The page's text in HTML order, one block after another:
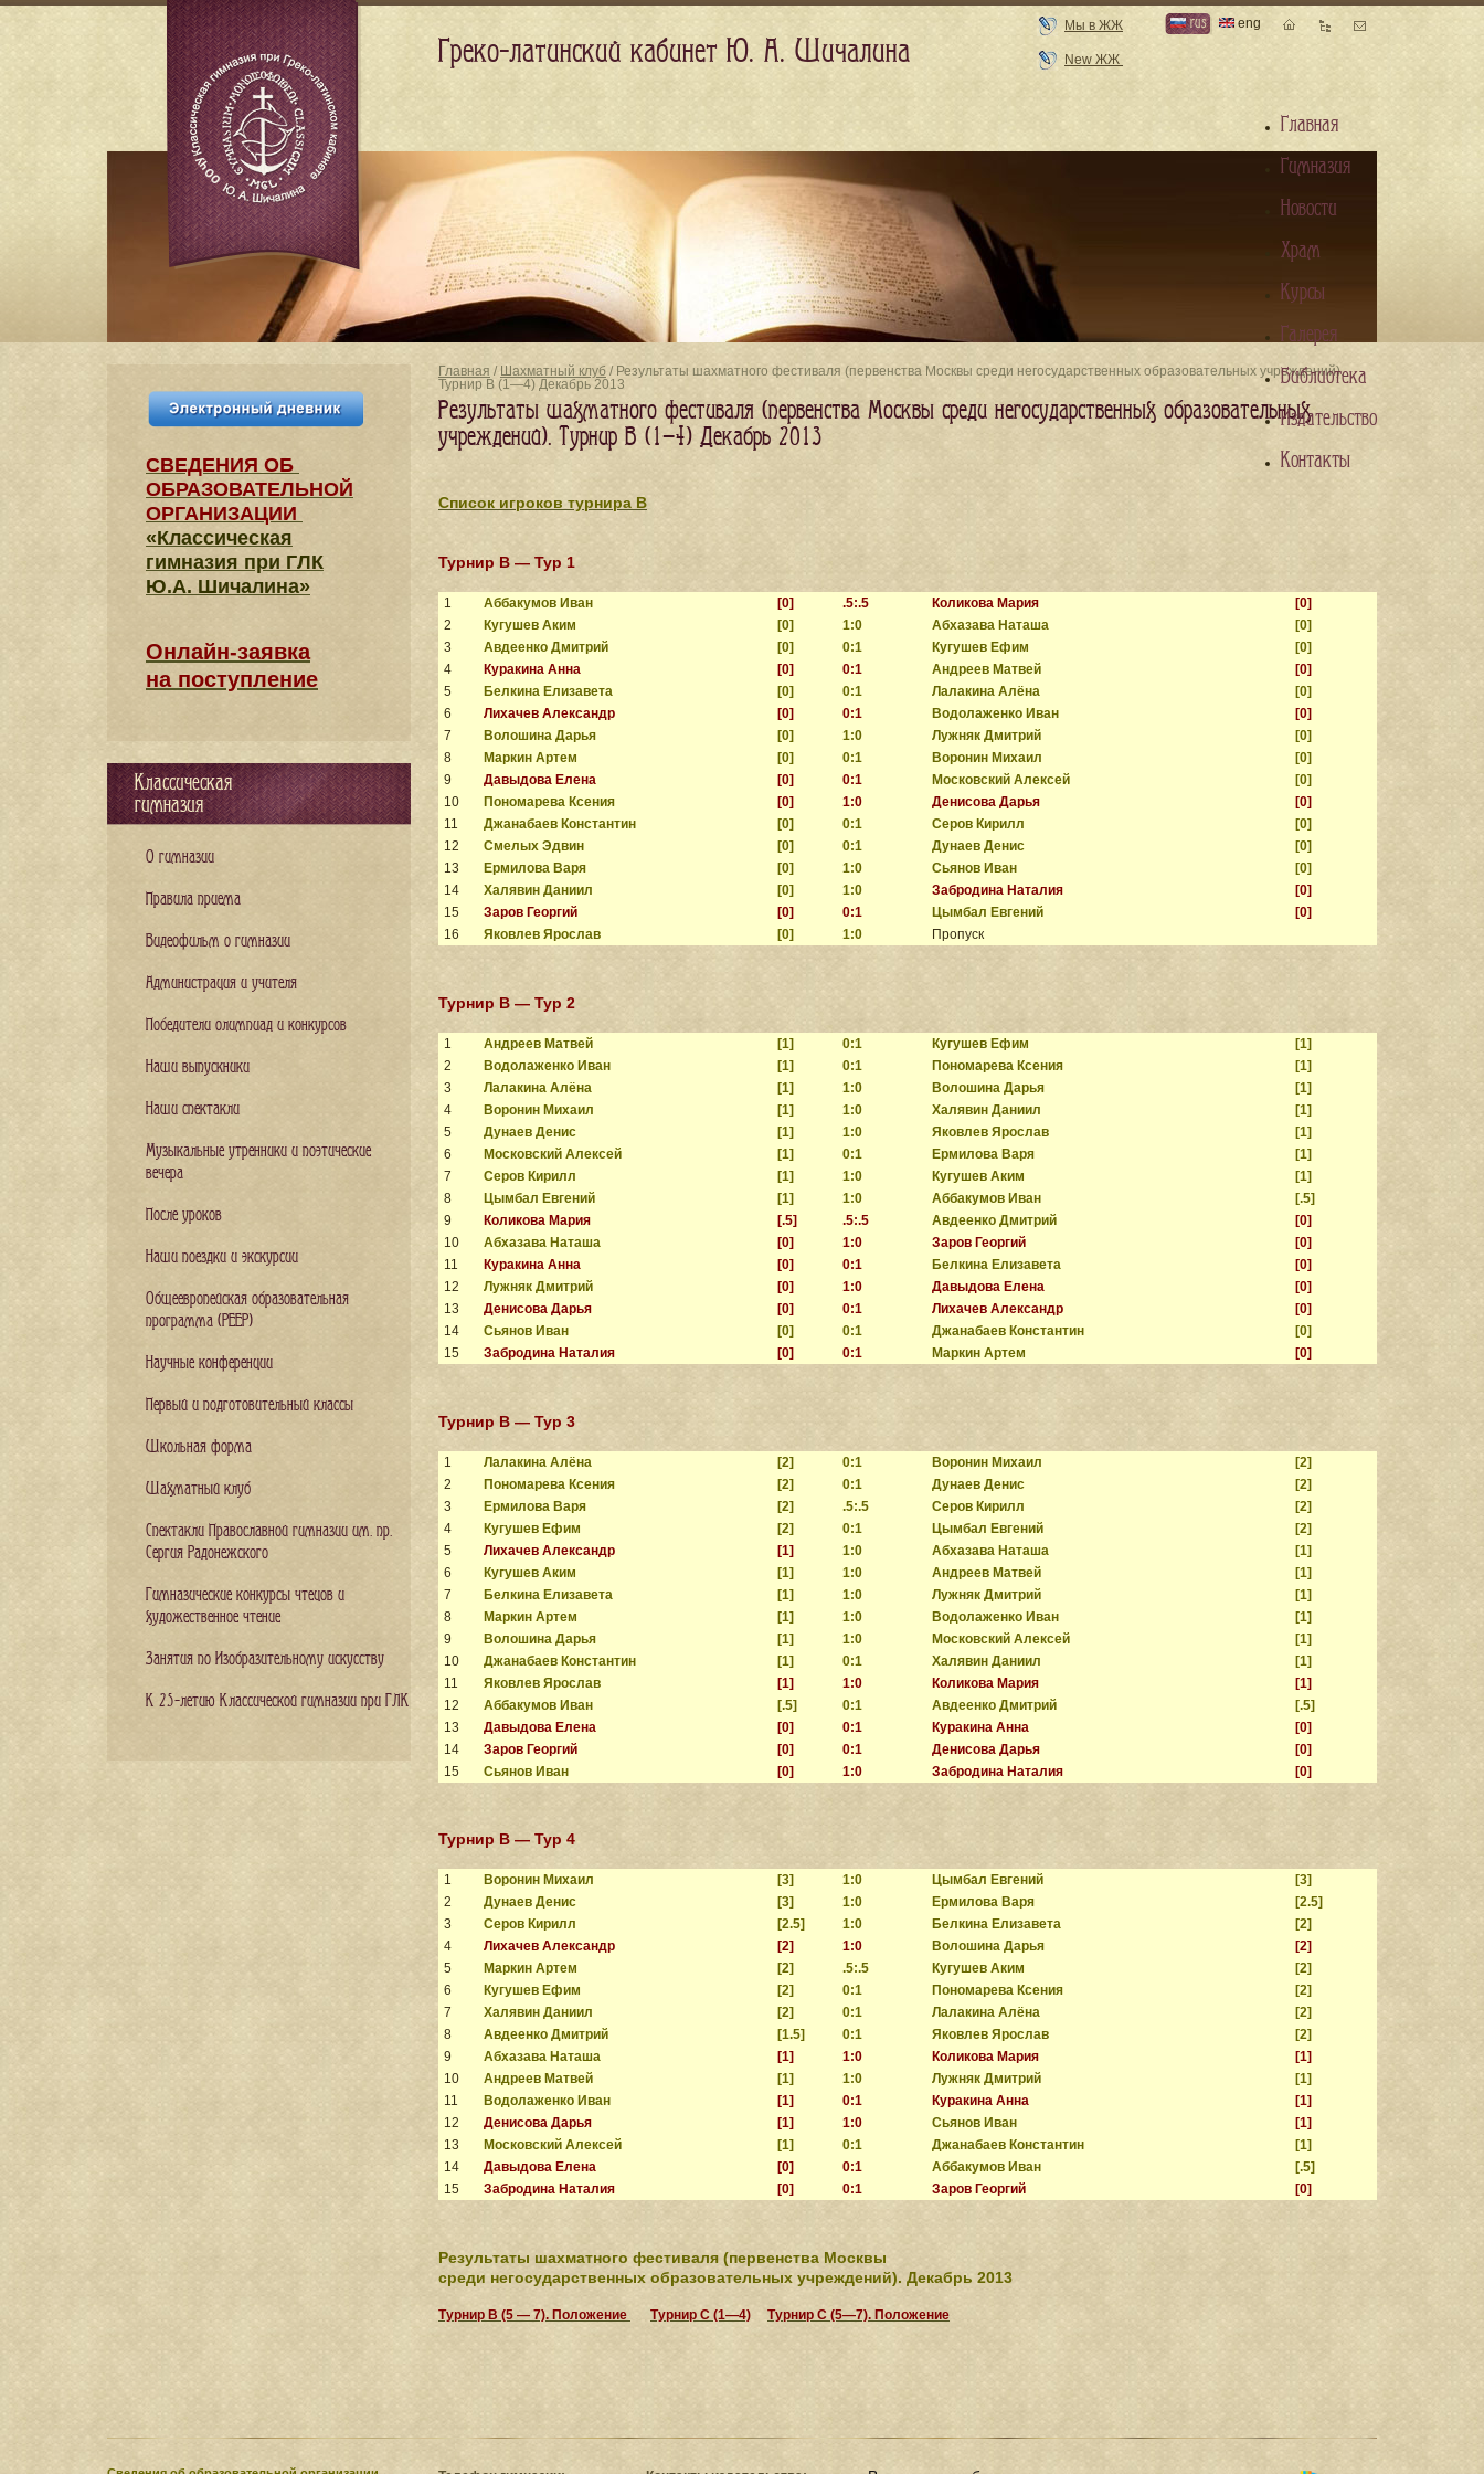
Главная / Шахматный клуб / Результаты шахматного фестиваля (первенства Москвы среди негосударственных образовательных учреждений).
Турнир B (1—4) Декабрь 2013
Результаты шахматного фестиваля (первенства Москвы среди негосударственных образовательных
учреждений). Турнир B (1—4) Декабрь 2013
Список игроков турнира В
Турнир B — Тур 1
1 Аббакумов Иван [0] .5:.5 Коликова Мария
[0]
2
Кугушев Аким [0] 1:0 Абхазава Наташа
[0]
3
Авдеенко Дмитрий [0] 0:1 Кугушев Ефим
[0]
4
Куракина Анна [0] 0:1 Андреев Матвей
[0]
5
Белкина Елизавета [0] 0:1 Лалакина Алёна
[0]
6
Лихачев Александр [0] 0:1 Водолаженко Иван
[0]
7
Волошина Дарья [0] 1:0 Лужняк Дмитрий
[0]
8
Маркин Артем [0] 0:1 Воронин Михаил
[0]
9
Давыдова Елена [0] 0:1 Московский Алексей
[0]
10
Пономарева Ксения [0] 1:0 Денисова Дарья
[0]
11
Джанабаев Константин [0] 0:1 Серов Кирилл
[0]
12
Смелых Эдвин [0] 0:1 Дунаев Денис
[0]
13
Ермилова Варя [0] 1:0 Сьянов Иван
[0]
14
Халявин Даниил [0] 1:0 Забродина Наталия
[0]
15
Заров Георгий [0] 0:1 Цымбал Евгений
[0]
16
Яковлев Ярослав [0] 1:0 Пропуск
Турнир B — Тур 2
1 Андреев Матвей [1] 0:1 Кугушев Ефим
[1]
2
Водолаженко Иван [1] 0:1 Пономарева Ксения
[1]
3
Лалакина Алёна [1] 1:0 Волошина Дарья
[1]
4
Воронин Михаил [1] 1:0 Халявин Даниил
[1]
5
Дунаев Денис [1] 1:0 Яковлев Ярослав
[1]
6
Московский Алексей [1] 0:1 Ермилова Варя
[1]
7
Серов Кирилл [1] 1:0 Кугушев Аким
[1]
8
Цымбал Евгений [1] 1:0 Аббакумов Иван
[.5]
9
Коликова Мария [.5] .5:.5 Авдеенко Дмитрий
[0]
10
Абхазава Наташа [0] 1:0 Заров Георгий
[0]
11
Куракина Анна [0] 0:1 Белкина Елизавета
[0]
12
Лужняк Дмитрий [0] 1:0 Давыдова Елена
[0]
13
Денисова Дарья [0] 0:1 Лихачев Александр
[0]
14
Сьянов Иван [0] 0:1 Джанабаев Константин
[0]
15
Забродина Наталия [0] 0:1 Маркин Артем [0]
Турнир B — Тур 3
1 Лалакина Алёна [2] 0:1 Воронин Михаил
[2]
2
Пономарева Ксения [2] 0:1 Дунаев Денис
[2]
3
Ермилова Варя [2] .5:.5 Серов Кирилл
[2]
4
Кугушев Ефим [2] 0:1 Цымбал Евгений
[2]
5
Лихачев Александр [1] 1:0 Абхазава Наташа
[1]
6
Кугушев Аким [1] 1:0 Андреев Матвей
[1]
7
Белкина Елизавета [1] 1:0 Лужняк Дмитрий
[1]
8
Маркин Артем [1] 1:0 Водолаженко Иван
[1]
9
Волошина Дарья [1] 1:0 Московский Алексей
[1]
10
Джанабаев Константин [1] 0:1 Халявин Даниил
[1]
11
Яковлев Ярослав [1] 1:0 Коликова Мария
[1]
12
Аббакумов Иван [.5] 0:1 Авдеенко Дмитрий
[.5]
13
Давыдова Елена [0] 0:1 Куракина Анна
[0]
14
Заров Георгий [0] 0:1 Денисова Дарья
[0]
15
Сьянов Иван [0] 1:0 Забродина Наталия [0]
Турнир B — Тур 4
1 Воронин Михаил [3] 1:0 Цымбал Евгений
[3]
2
Дунаев Денис [3] 1:0 Ермилова Варя
[2.5]
3
Серов Кирилл [2.5] 1:0 Белкина Елизавета
[2]
4
Лихачев Александр [2] 1:0 Волошина Дарья
[2]
5
Маркин Артем [2] .5:.5 Кугушев Аким
[2]
6
Кугушев Ефим [2] 0:1 Пономарева Ксения
[2]
7
Халявин Даниил [2] 0:1 Лалакина Алёна
[2]
8
Авдеенко Дмитрий [1.5] 0:1 Яковлев Ярослав
[2]
9
Абхазава Наташа [1] 1:0 Коликова Мария
[1]
10
Андреев Матвей [1] 1:0 Лужняк Дмитрий
[1]
11
Водолаженко Иван [1] 0:1 Куракина Анна
[1]
12
Денисова Дарья [1] 1:0 Сьянов Иван
[1]
13
Московский Алексей [1] 0:1 Джанабаев Константин
[1]
14
Давыдова Елена [0] 0:1 Аббакумов Иван
[.5]
15
Забродина Наталия [0] 0:1 Заров Георгий [0]
Результаты шахматного фестиваля (первенства Москвы
среди негосударственных образовательных учреждений). Декабрь 2013
Турнир B (5 — 7). Положение Турнир С (1—4) Турнир С (5—7). Положение
СВЕДЕНИЯ​ ОБ
ОБРАЗОВАТЕЛЬНОЙ
ОРГАНИЗАЦИИ
«Классическая
гимназия при ГЛК
Ю.А. Шичалина»
Онлайн-заявка
на поступление
Классическая
гимназия
О гимназии
Правила приема
Видеофильм о гимназии
Администрация и учителя
Победители олимпиад и конкурсов
Наши выпускники
Наши спектакли
Музыкальные утренники и поэтические
вечера
После уроков
Наши поездки и экскурсии
Общеевропейская образовательная
программа (PEEP)
Научные конференции
Первый и подготовительный классы
Школьная форма
Шахматный клуб
Спектакли Православной гимназии им. пр.
Сергия Радонежского
Гимназические конкурсы чтецов и
художественное чтение
Занятия по Изобразительному искусству
К 25-летию Классической гимназии при ГЛК
Греко-латинский кабинет Ю. А. Шичалина
Мы в ЖЖ
New ЖЖ
rus eng
Главная
Гимназия
Новости
Храм
Курсы
Галерея
Библиотека
Издательство
Контакты